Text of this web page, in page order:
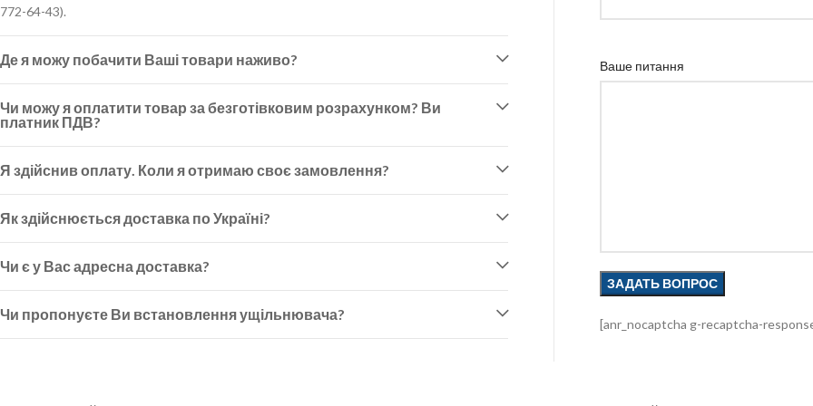
772-64-43).
Де я можу побачити Ваші товари наживо?
Чи можу я оплатити товар за безготівковим розрахунком? Ви
платник ПДВ?
Я здійснив оплату. Коли я отримаю своє замовлення?
Як здійснюється доставка по Україні?
Чи є у Вас адресна доставка?
Чи пропонуєте Ви встановлення ущільнювача?
Ваше питання
[anr_nocaptcha g-recaptcha-